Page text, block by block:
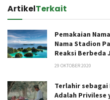
ArtikelTerkait
Pemakaian
Nama Stadion
Reaksi Berbeda
29 OKTOBER 2020
Terlahir sebagai
Adalah Privilese